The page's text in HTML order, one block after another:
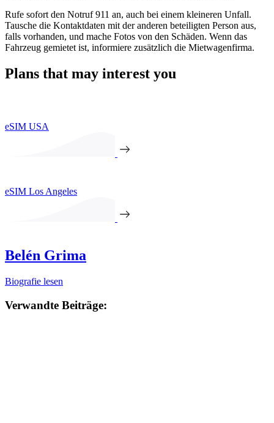
Rufe sofort den Notruf 911 an, auch bei einem kleineren Unfall.
Tausche die Kontaktdaten mit der anderen beteiligten Person aus,
falls vorhanden, und mache Fotos von den Schäden. Wenn das
Fahrzeug gemietet ist, informiere zusätzlich die Mietwagenfirma.
Plans that may interest you
eSIM USA
eSIM Los Angeles
Belén Grima
Biografie lesen
Verwandte Beiträge: